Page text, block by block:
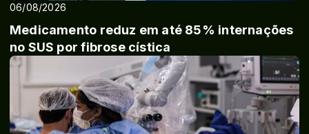
06/08/2026
Medicamento reduz em até 85% internações
no SUS por fibrose cística